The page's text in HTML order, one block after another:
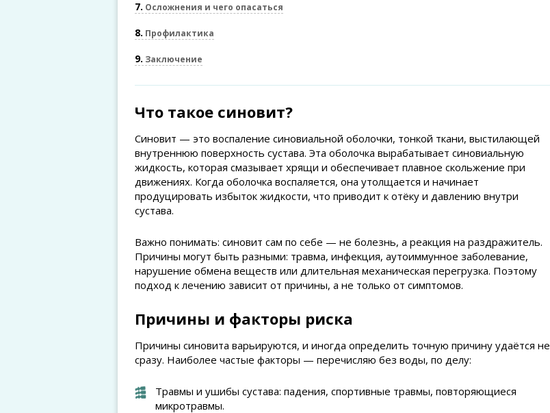
7 Осложнения и чего опасаться
8 Профилактика
9 Заключение
Что такое синовит?
Синовит — это воспаление синовиальной оболочки, тонкой ткани, выстилающей
внутреннюю поверхность сустава. Эта оболочка вырабатывает синовиальную
жидкость, которая смазывает хрящи и обеспечивает плавное скольжение при
движениях. Когда оболочка воспаляется, она утолщается и начинает
продуцировать избыток жидкости, что приводит к отёку и давлению внутри
сустава.
Важно понимать: синовит сам по себе — не болезнь, а реакция на раздражитель.
Причины могут быть разными: травма, инфекция, аутоиммунное заболевание,
нарушение обмена веществ или длительная механическая перегрузка. Поэтому
подход к лечению зависит от причины, а не только от симптомов.
Причины и факторы риска
Причины синовита варьируются, и иногда определить точную причину удаётся не
сразу. Наиболее частые факторы — перечисляю без воды, по делу:
Травмы и ушибы сустава: падения, спортивные травмы, повторяющиеся
микротравмы.